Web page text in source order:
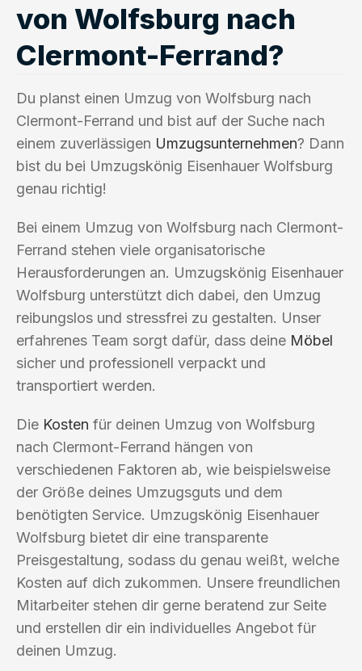
von Wolfsburg nach
Clermont-Ferrand?
Du planst einen Umzug von Wolfsburg nach
Clermont-Ferrand und bist auf der Suche nach
einem zuverlässigen Umzugsunternehmen? Dann
bist du bei Umzugskönig Eisenhauer Wolfsburg
genau richtig!
Bei einem Umzug von Wolfsburg nach Clermont-
Ferrand stehen viele organisatorische
Herausforderungen an. Umzugskönig Eisenhauer
Wolfsburg unterstützt dich dabei, den Umzug
reibungslos und stressfrei zu gestalten. Unser
erfahrenes Team sorgt dafür, dass deine Möbel
sicher und professionell verpackt und
transportiert werden.
Die Kosten für deinen Umzug von Wolfsburg
nach Clermont-Ferrand hängen von
verschiedenen Faktoren ab, wie beispielsweise
der Größe deines Umzugsguts und dem
benötigten Service. Umzugskönig Eisenhauer
Wolfsburg bietet dir eine transparente
Preisgestaltung, sodass du genau weißt, welche
Kosten auf dich zukommen. Unsere freundlichen
Mitarbeiter stehen dir gerne beratend zur Seite
und erstellen dir ein individuelles Angebot für
deinen Umzug.